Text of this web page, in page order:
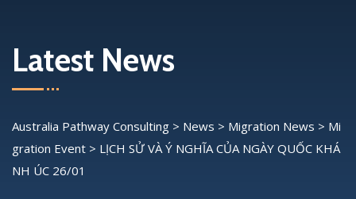
Latest News
Australia Pathway Consulting > News > Migration News > Mi
gration Event > LỊCH SỬ VÀ Ý NGHĨA CỦA NGÀY QUỐC KHÁ
NH ÚC 26/01